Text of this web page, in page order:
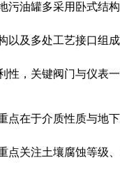
污油罐多采用卧式结
以及多处工艺接口组
性，关键阀门与仪表
点在于介质性质与地
点关注土壤腐蚀等级